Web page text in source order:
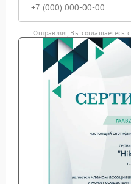
Отправляя, Вы соглашаетесь с